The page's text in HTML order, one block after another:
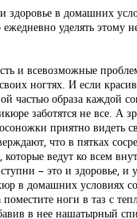
здоровье в домашних
уделять этому
и всевозможные
ногтях. И если
частью образа каждой
заботятся не все. А
приятно видеть
что в пятках
которые ведут ко всем
– это и здоровье, и
в домашних условиях
ноги в таз с
в нее нашатырный